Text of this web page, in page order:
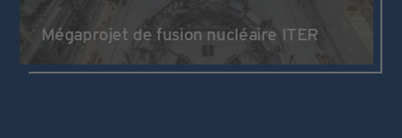
Mégaprojet de fusion nucléaire ITER